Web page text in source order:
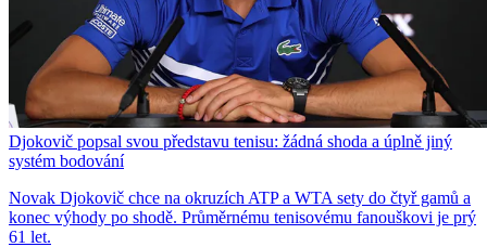
Djokovič popsal svou představu tenisu: žádná shoda a úplně jiný
systém bodování
Novak Djokovič chce na okruzích ATP a WTA sety do čtyř gamů a
konec výhody po shodě. Průměrnému tenisovému fanouškovi je prý
61 let.